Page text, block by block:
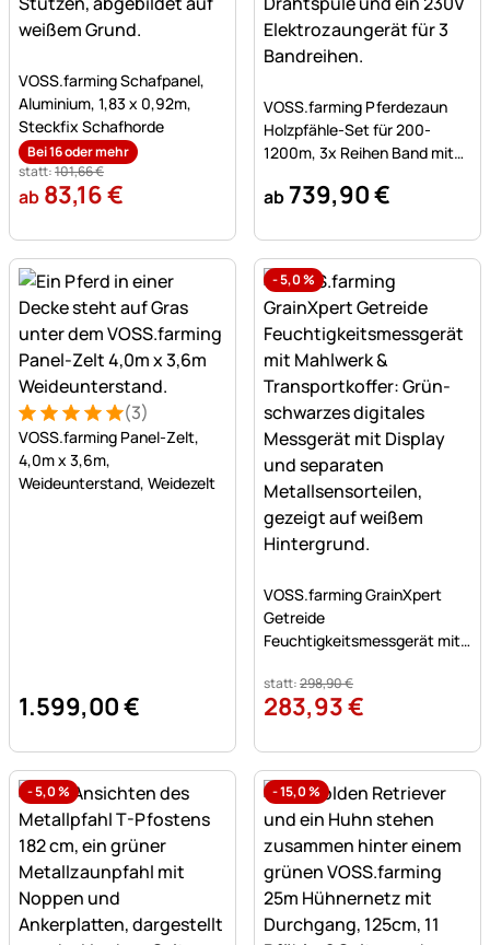
Noch keine Bewertungen abgegeben
VOSS.farming Schafpanel,
Aluminium, 1,83 x 0,92m,
Steckfix Schafhorde
Bei 16 oder mehr
statt:101,66€
ab 83,16€
VOSS.farming Pferdezaun
Holzpfähle-Set für 200-
1200m, 3x Reihen Band mit
ab739,90€
Bewertung: 5 von 5 (3 Bewertungen)
3 Bewertungen
(3)
VOSS.farming Panel-Zelt,
4,0m x 3,6m,
Weideunterstand, Weidezelt
1.599,00€
-5,0%
VOSS.farming GrainXpert
Getreide
Feuchtigkeitsmessgerät mit
statt:298,90€
283,93€
-5,0% -15,0%